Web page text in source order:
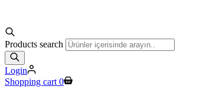
Products search
Login
Shopping cart 0